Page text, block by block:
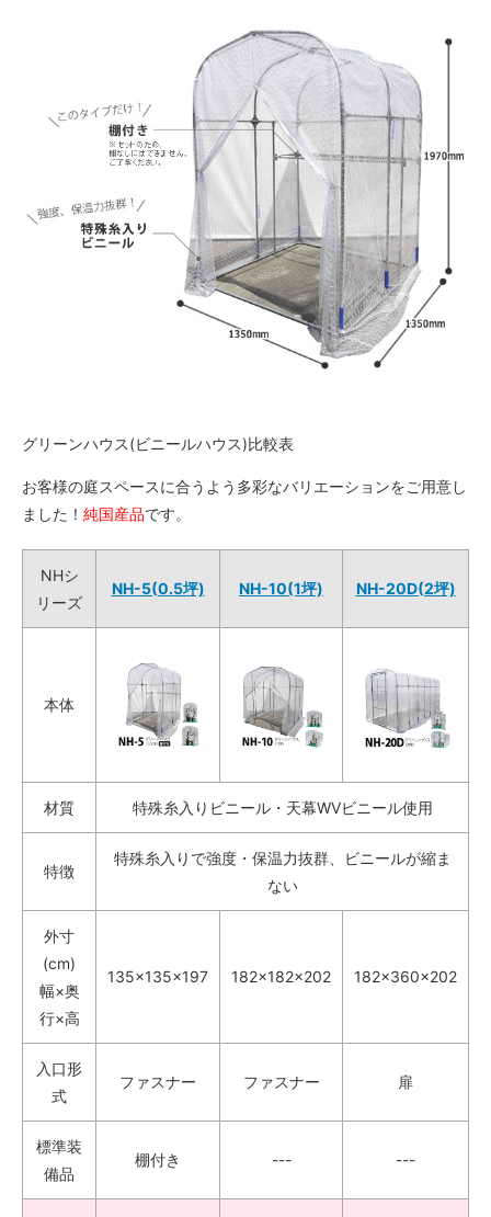
グリーンハウス(ビニールハウス)比較表
お客様の庭スペースに合うよう多彩なバリエーションをご用意し
ました！ 純国産品です。
NHシ
リーズ
NH-5(0.5坪) NH-10(1坪) NH-20D(2坪)
本体
材質 特殊糸入りビニール・天幕WVビニール使用
特徴
特殊糸入りで強度・保温力抜群、ビニールが縮ま
ない
外寸
(cm)
幅×奥
行×高
135×135×197 182×182×202 182×360×202
入口形
式
ファスナー ファスナー 扉
標準装
備品
棚付き --- ---